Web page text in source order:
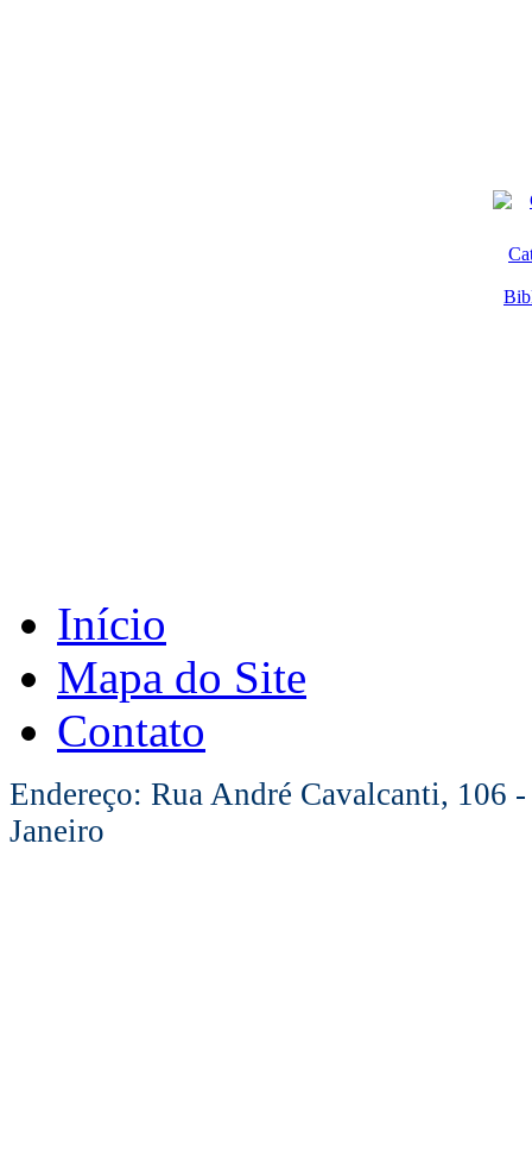
Início
Mapa do Site
Contato
Endereço: Rua André Cavalcanti, 106
Janeiro